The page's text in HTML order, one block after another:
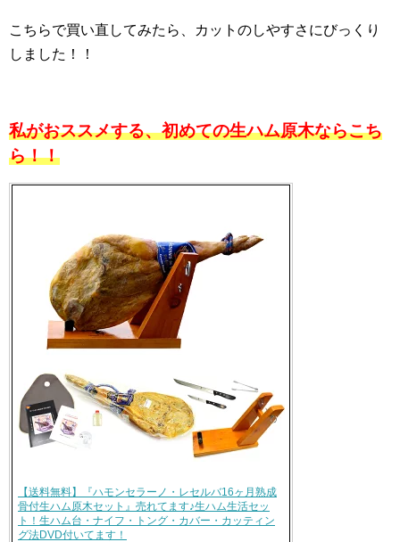
こちらで買い直してみたら、カットのしやすさにびっくり
しました！！
私がおススメする、初めての生ハム原木ならこち
ら！！
【送料無料】『ハモンセラーノ・レセルバ16ヶ月熟成
骨付生ハム原木セット』売れてます♪生ハム生活セッ
ト！生ハム台・ナイフ・トング・カバー・カッティン
グ法DVD付いてます！